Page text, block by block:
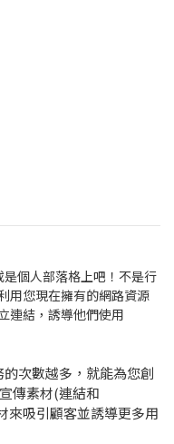
個人部落格上吧！不是行
用您現在擁有的網路資源
連結，誘導他們使用
次數越多，就能為您創
傳素材(連結和
來吸引顧客並誘導更多用